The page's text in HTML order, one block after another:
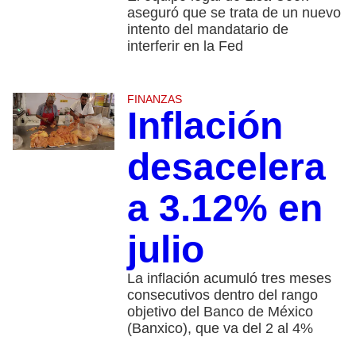
aseguró que se trata de un nuevo
intento del mandatario de
interferir en la Fed
FINANZAS
Inflación
desacelera
a 3.12% en
julio
La inflación acumuló tres meses
consecutivos dentro del rango
objetivo del Banco de México
(Banxico), que va del 2 al 4%